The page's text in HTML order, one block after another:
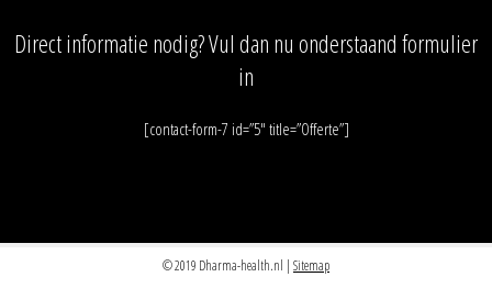
Direct informatie nodig? Vul dan nu onderstaand formulier
in
[contact-form-7 id=”5″ title=”Offerte”]
© 2019 Dharma-health.nl | Sitemap